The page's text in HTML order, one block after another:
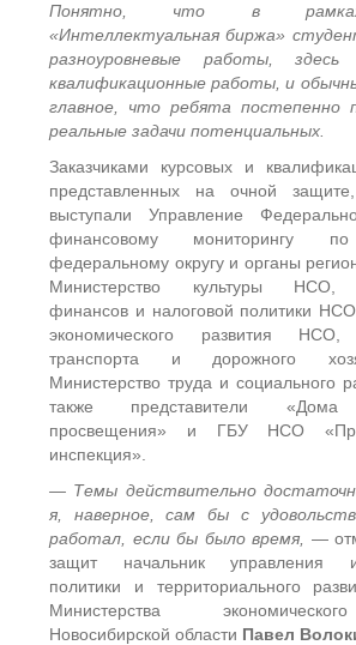
Понятно, что в
«Интеллектуальная биржа»
разноуровневые работы,
квалификационные работы, и
главное, что ребята постепенно
реальные задачи потенциальных.
Заказчиками курсовых и
представленных на очной
выступали Управление
финансовому мониторингу
федеральному округу и органы
Министерство культуры НСО,
финансов и налоговой политики
экономического развития НСО,
транспорта и дорожного
Министерство труда и социального
также представители «Дома
просвещения» и ГБУ НСО
инспекция».
— Темы действительно
я, наверное, сам бы с
работал, если бы было время, —
защит начальник управления
политики и территориального
Министерства
Новосибирской области Павел